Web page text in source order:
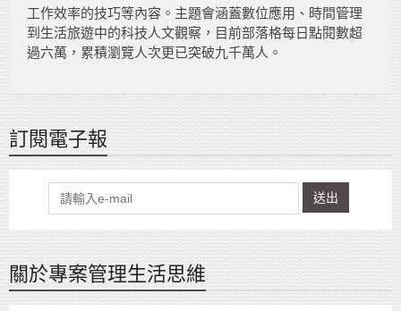
工作效率的技巧等內容。主題會涵蓋數位應用、時間管理
到生活旅遊中的科技人文觀察，目前部落格每日點閱數超
過六萬，累積瀏覽人次更已突破九千萬人。
訂閱電子報
送出
關於專案管理生活思維